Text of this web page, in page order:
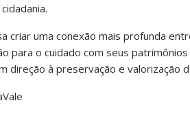
criar uma conexão mais profunda
para o cuidado com seus
direção à preservação e valorização